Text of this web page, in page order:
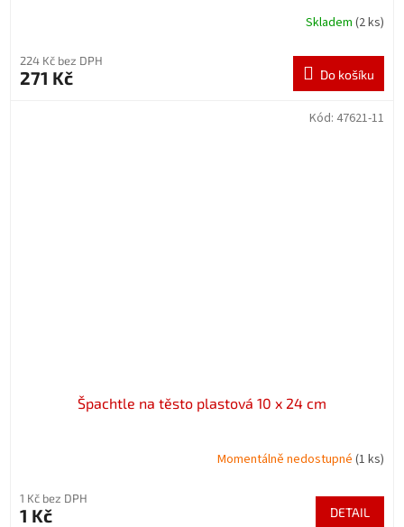
Skladem (2 ks)
224 Kč bez DPH
271 Kč Do košíku
Špachtle na těsto plastová 10 x 24 cm
Momentálně nedostupné (1 ks)
1 Kč bez DPH
1 Kč DETAIL
Kód: 47621-11